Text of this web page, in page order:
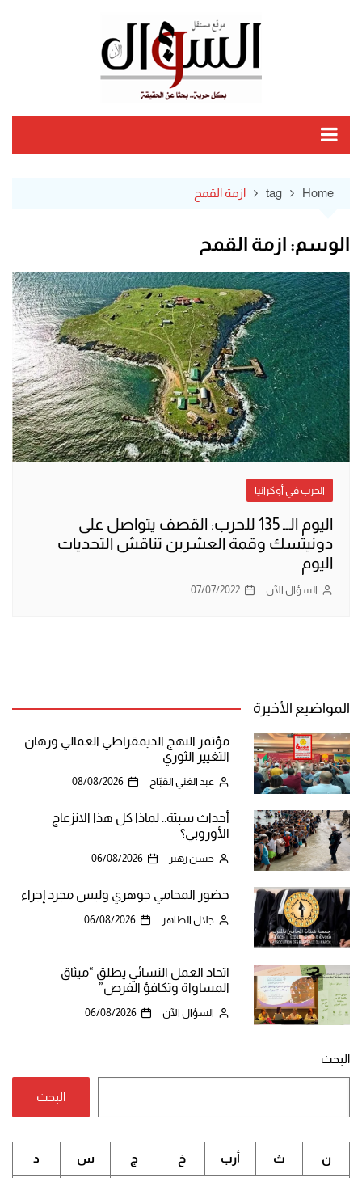
Home
tag ازمة القمح
الوسم: ازمة القمح
الحرب في أوكرانيا
اليوم الــ 135 للحرب: القصف يتواصل على
دونيتسك وقمة العشرين تناقش التحديات
اليوم
السؤال الآن 07/07/2022
المواضيع الأخيرة
مؤتمر النهج الديمقراطي العمالي ورهان
التغيير الثوري
عبد الغني القبّاج 08/08/2026
أحداث سبتة.. لماذا كل هذا الانزعاج
الأوروبي؟
حسن زهير 06/08/2026
حضور المحامي جوهري وليس مجرد إجراء
جلال الطاهر 06/08/2026
اتحاد العمل النسائي يطلق “ميثاق
المساواة وتكافؤ الفرص”
السؤال الآن 06/08/2026
البحث
البحث
ن ث أرب خ ج س د